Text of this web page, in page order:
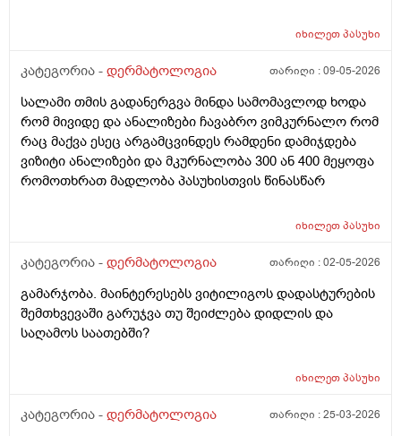
ოპერაცია ანუ ბეწვის ჩაბრუნება(ლაზერით) მაგის მერე
წყლით) ანუ არამგონია რომ გამიმეორდეს. ჭიები
გარშემო, ჰემოროიდიც მაქვს ოდნავ, სოკო შეიძლება
იყოს? ან კანის გაღიზიანება?
იხილეთპასუხი
კატეგორია - დერმატოლოგია თარიღი :09-05-2026
სალამი თმის გადანერგვა მინდა სამომავლოდ ხოდა
რომ მივიდე და ანალიზები ჩავაბრო ვიმკურნალო რომ
რაც მაქვა ესეც არგამცვინდეს რამდენი დამიჯდება
ვიზიტი ანალიზები და მკურნალობა 300 ან 400 მეყოფა
რომოთხრათ მადლობა პასუხისთვის წინასწარ
იხილეთპასუხი
კატეგორია - დერმატოლოგია თარიღი :02-05-2026
გამარჯობა. მაინტერესებს ვიტილიგოს დადასტურების
შემთხვევაში გარუჯვა თუ შეიძლება დიდლის და
საღამოს საათებში?
იხილეთპასუხი
კატეგორია - დერმატოლოგია თარიღი :25-03-2026